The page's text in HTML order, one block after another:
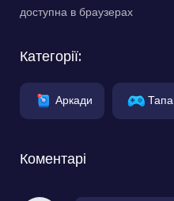
доступна в браузерах
Категорії:
Аркади
Коментарі